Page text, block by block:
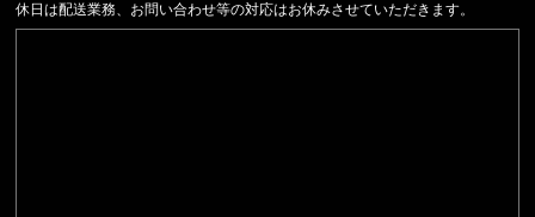
休日は配送業務、お問い合わせ等の対応はお休みさせていただきます。